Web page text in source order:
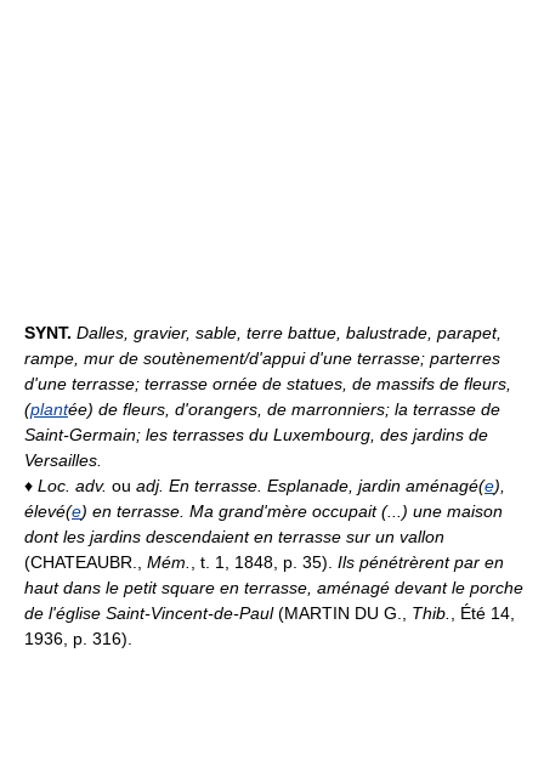
SYNT. Dalles, gravier, sable, terre battue, balustrade, parapet,
rampe, mur de soutènement/d'appui d'une terrasse; parterres
d'une terrasse; terrasse ornée de statues, de massifs de fleurs,
(plantée) de fleurs, d'orangers, de marronniers; la terrasse de
Saint-Germain; les terrasses du Luxembourg, des jardins de
Versailles.
♦ Loc. adv. ou adj. En terrasse. Esplanade, jardin aménagé(e),
élevé(e) en terrasse. Ma grand'mère occupait (...) une maison
dont les jardins descendaient en terrasse sur un vallon
(CHATEAUBR., Mém., t. 1, 1848, p. 35). Ils pénétrèrent par en
haut dans le petit square en terrasse, aménagé devant le porche
de l'église Saint-Vincent-de-Paul(MARTIN DU G., Thib., Été 14,
1936, p. 316).